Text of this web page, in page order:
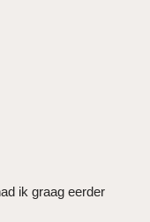
ik graag eerder